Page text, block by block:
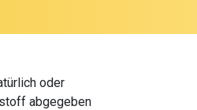
oder
abgegeben